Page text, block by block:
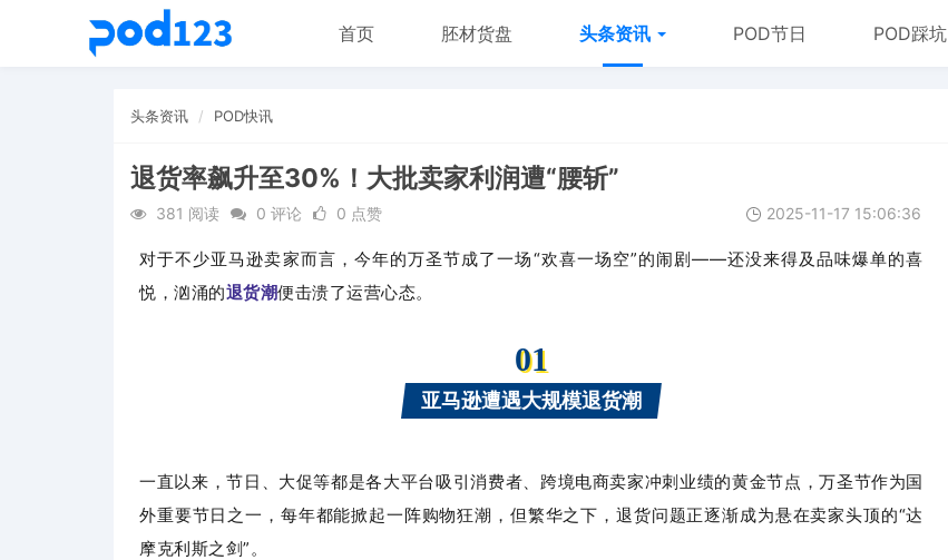
首页 胚材货盘 头条资讯 POD节日 POD踩坑
头条资讯 POD快讯
退货率飙升至30%！大批卖家利润遭“腰斩”
381 阅读 0 评论 0 点赞 2025-11-17 15:06:36
对于不少亚马逊卖家而言，今年的万圣节成了一场“欢喜一场空”的闹剧——还没来得及品味爆单的喜
悦，汹涌的退货潮便击溃了运营心态。
01
亚马逊遭遇大规模退货潮
一直以来，节日、大促等都是各大平台吸引消费者、跨境电商卖家冲刺业绩的黄金节点，万圣节作为国
外重要节日之一，每年都能掀起一阵购物狂潮，但繁华之下，退货问题正逐渐成为悬在卖家头顶的“达
摩克利斯之剑”。